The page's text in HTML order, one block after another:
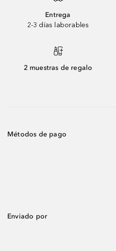
Entrega
2-3 días laborables
2 muestras de regalo
Métodos de pago
Enviado por